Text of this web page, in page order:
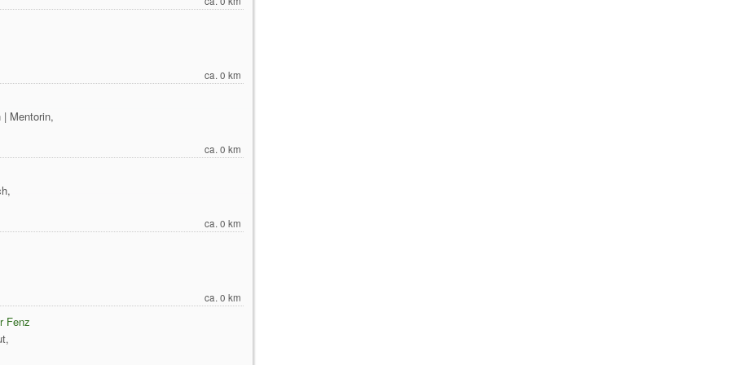
ca. 0 km
ca. 0 km
| Mentorin,
ca. 0 km
ca. 0 km
Fenz